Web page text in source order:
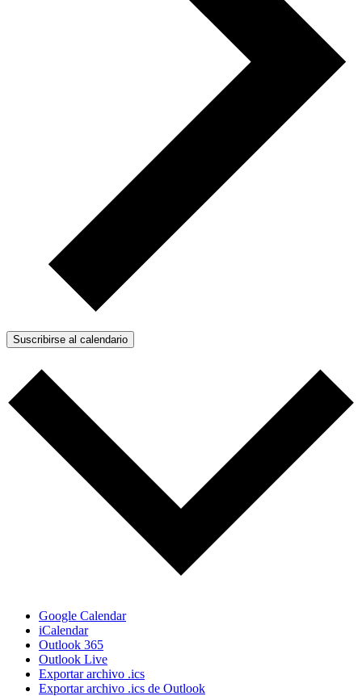
Suscribirse al calendario
Google Calendar
iCalendar
Outlook 365
Outlook Live
Exportar archivo .ics
Exportar archivo .ics de Outlook